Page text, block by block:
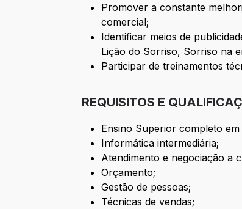
Promover a constante
comercial;
Identificar meios de
Lição do Sorriso, Sorriso na
Participar de treinamentos
REQUISITOS E
Ensino Superior completo
Informática intermediária;
Atendimento e negociação a
Orçamento;
Gestão de pessoas;
Técnicas de vendas;